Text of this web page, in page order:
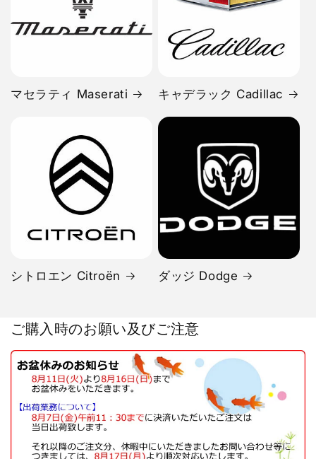
マセラティ Maserati キャデラック Cadillac
シトロエン Citroën ダッジ Dodge
ご購入時のお願い及びご注意